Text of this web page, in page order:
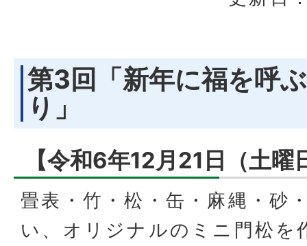
第3回「新年に福を呼
り」
【令和6年12月21日（土曜
畳表・竹・松・缶・麻縄・砂
い、オリジナルのミニ門松を